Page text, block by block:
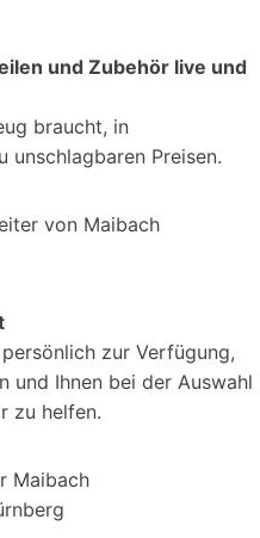
und Zubehör live und
braucht, in
unschlagbaren Preisen.
zur Verfügung,
und Ihnen bei der Auswahl
zu helfen.